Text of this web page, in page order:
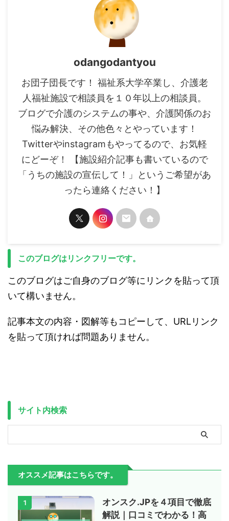
odangodantyou
お団子団長です！ 福祉系大学卒業し、介護老
人福祉施設で相談員を１０年以上の相談員。
ブログで介護のシステムの事や、介護関係のお
悩み解決、その他色々とやっています！
Twitterやinstagramもやってるので、お気軽
にどーぞ！ 【施設紹介記事も書いているので
「うちの施設の宣伝して！」というご希望があ
ったら連絡ください！】
このブログはリンクフリーです。
このブログはご自身のブログ等にリンクを貼って頂
いて構いません。
記事本文の内容・図解等もコピーして、URLリンク
を貼って頂ければ問題ありません。
サイト内検索
オススメ記事はこちらです。
1
オンスク.JPを４項目で徹底
解説｜口コミでわかる！高